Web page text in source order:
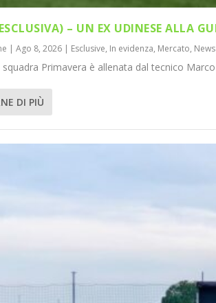
– UN EX UDINESE ALLA
|Ago 8, 2026 | Esclusive, In evidenza, Mercato, News
squadra Primavera è allenata dal tecnico
DI PIÙ